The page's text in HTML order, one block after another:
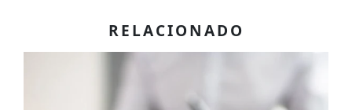
RELACIONADO